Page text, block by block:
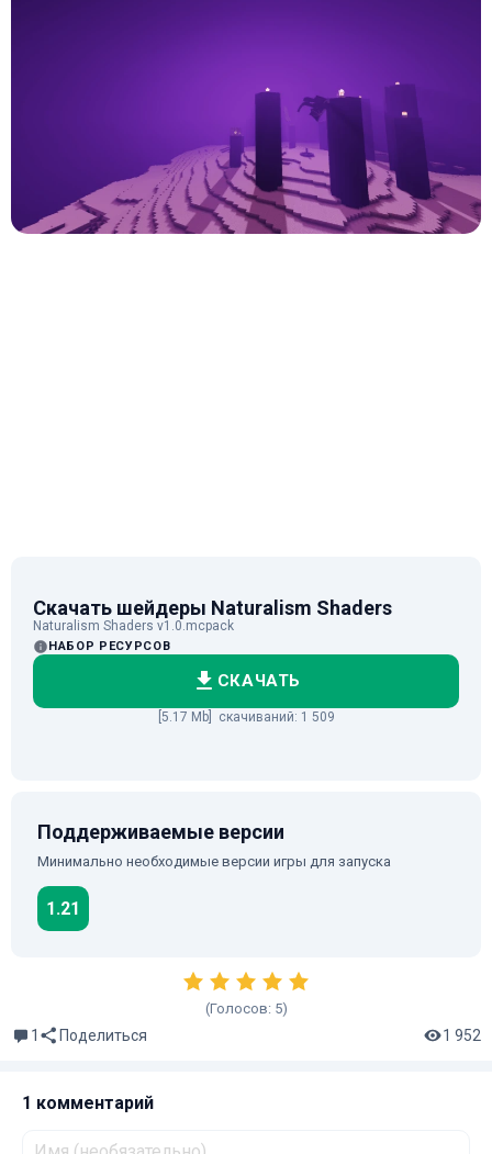
Скачать шейдеры Naturalism Shaders
Naturalism Shaders v1.0.mcpack
НАБОР РЕСУРСОВ
СКАЧАТЬ
[5.17 Mb] скачиваний: 1 509
Поддерживаемые версии
Минимально необходимые версии игры для запуска
1.21
(Голосов: 5)
1 Поделиться 1 952
1 комментарий